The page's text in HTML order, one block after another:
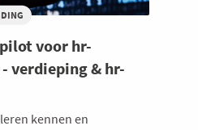
voor hr-
verdieping & hr-
kennen en